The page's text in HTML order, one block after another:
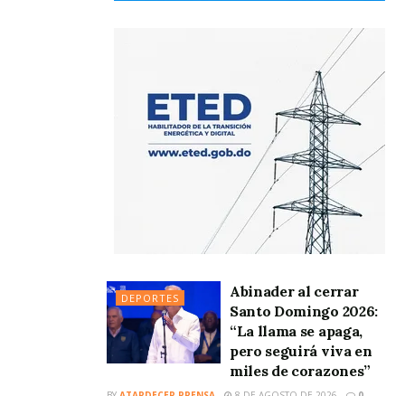
DEPORTES
Abinader al cerrar
Santo Domingo 2026:
“La llama se apaga,
pero seguirá viva en
miles de corazones”